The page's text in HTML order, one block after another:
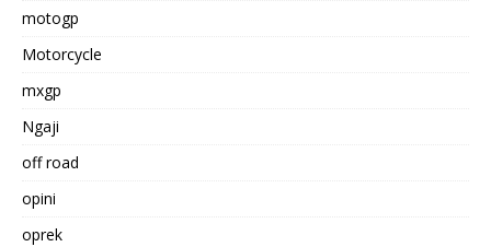
motogp
Motorcycle
mxgp
Ngaji
off road
opini
oprek